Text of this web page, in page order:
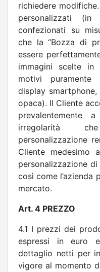
richiedere
personalizzati
confezionati su
che la “Bozza di
essere
immagini scelte
motivi puramente
display
opaca). Il Cliente
prevalentemente
irregolarità
personalizzazione
Cliente medesimo
personalizzazione
così come l’azienda
mercato.
Art. 4 PREZZO
4.1 I prezzi dei
espressi in euro
dettaglio netti per
vigore al momento